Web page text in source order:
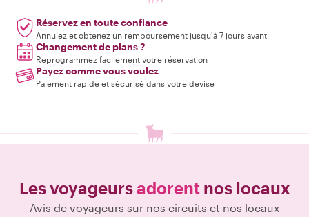
Réservez en toute confiance
Annulez et obtenez un remboursement jusqu'à 7 jours avant
Changement de plans ?
Reprogrammez facilement votre réservation
Payez comme vous voulez
Paiement rapide et sécurisé dans votre devise
Les voyageursadorentnos locaux
Avis de voyageurs sur nos circuits et nos locaux